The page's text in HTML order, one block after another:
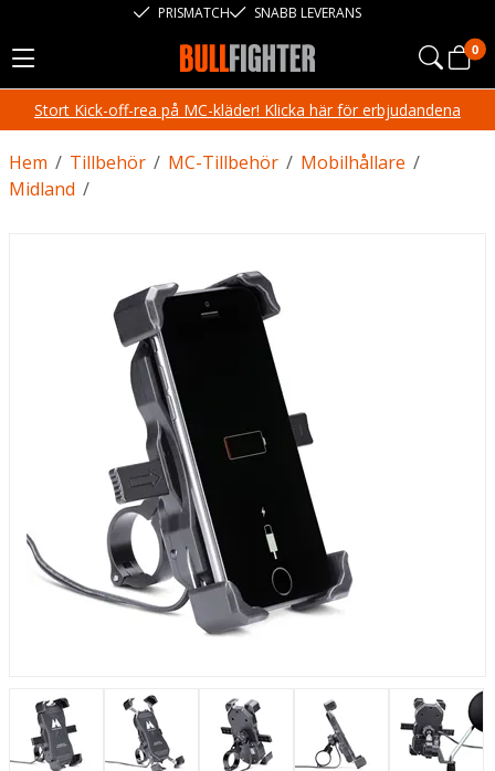
PRISMATCH SNABB LEVERANS
0
Stort Kick-off-rea på MC-kläder! Klicka här för erbjudandena
/
Hem /
Tillbehör /
MC-Tillbehör /
Mobilhållare
/
Midland